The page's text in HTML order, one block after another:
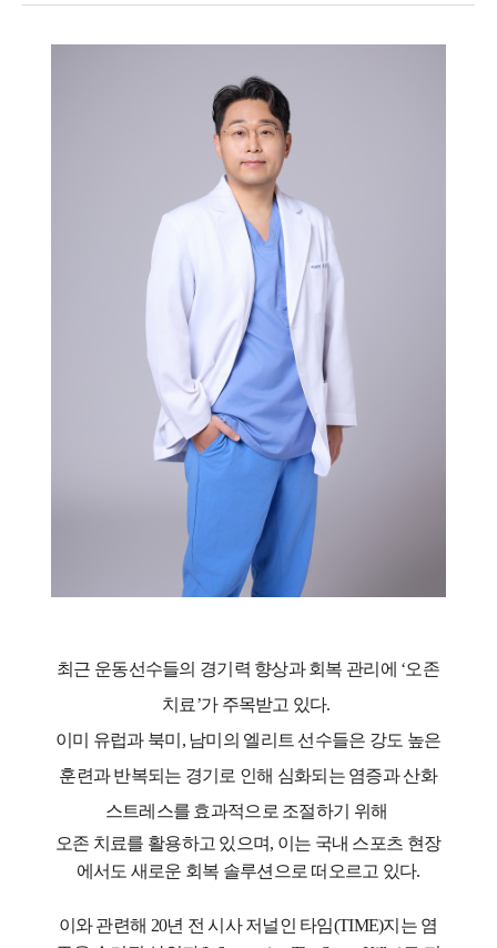
최근 운동선수들의 경기력 향상과 회복 관리에 ‘오존
치료’가 주목받고 있다.
이미 유럽과 북미, 남미의 엘리트 선수들은 강도 높은
훈련과 반복되는 경기로 인해 심화되는 염증과 산화
스트레스를 효과적으로 조절하기 위해
오존 치료를 활용하고 있으며, 이는 국내 스포츠 현장
에서도 새로운 회복 솔루션으로 떠오르고 있다.
이와 관련해 20년 전 시사 저널인 타임(TIME)지는 염